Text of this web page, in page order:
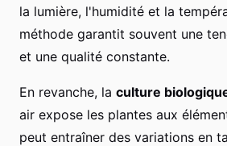
la lumière, l'humidité et la
méthode garantit souvent une
et une qualité constante.
En revanche, la culture
air expose les plantes aux
peut entraîner des variations en